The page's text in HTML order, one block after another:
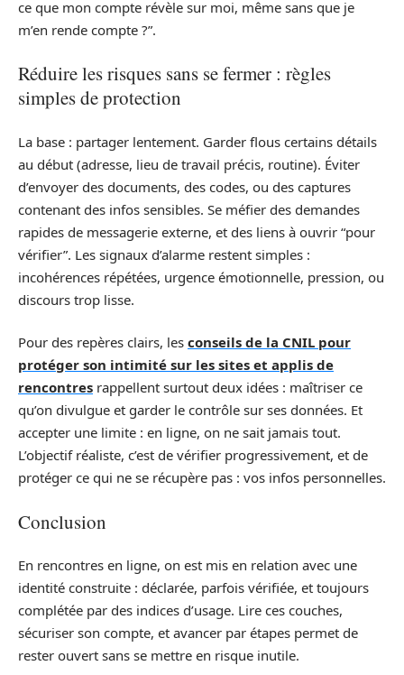
ce que mon compte révèle sur moi, même sans que je
m’en rende compte ?”.
Réduire les risques sans se fermer : règles
simples de protection
La base : partager lentement. Garder flous certains détails
au début (adresse, lieu de travail précis, routine). Éviter
d’envoyer des documents, des codes, ou des captures
contenant des infos sensibles. Se méfier des demandes
rapides de messagerie externe, et des liens à ouvrir “pour
vérifier”. Les signaux d’alarme restent simples :
incohérences répétées, urgence émotionnelle, pression, ou
discours trop lisse.
Pour des repères clairs, les conseils de la CNIL pour
protéger son intimité sur les sites et applis de
rencontres rappellent surtout deux idées : maîtriser ce
qu’on divulgue et garder le contrôle sur ses données. Et
accepter une limite : en ligne, on ne sait jamais tout.
L’objectif réaliste, c’est de vérifier progressivement, et de
protéger ce qui ne se récupère pas : vos infos personnelles.
Conclusion
En rencontres en ligne, on est mis en relation avec une
identité construite : déclarée, parfois vérifiée, et toujours
complétée par des indices d’usage. Lire ces couches,
sécuriser son compte, et avancer par étapes permet de
rester ouvert sans se mettre en risque inutile.